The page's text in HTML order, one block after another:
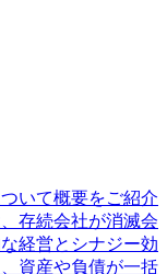
いて概要をご紹介
存続会社が消滅会
経営とシナジー効
資産や負債が一括